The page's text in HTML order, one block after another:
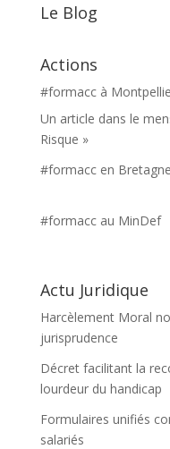
Le Blog
Actions
#formacc à
Un article dans le
Risque »
#formacc en Bretagne
#formacc au MinDef
Actu Juridique
Harcèlement Moral
jurisprudence
Décret facilitant la
lourdeur du handicap
Formulaires unifiés
salariés